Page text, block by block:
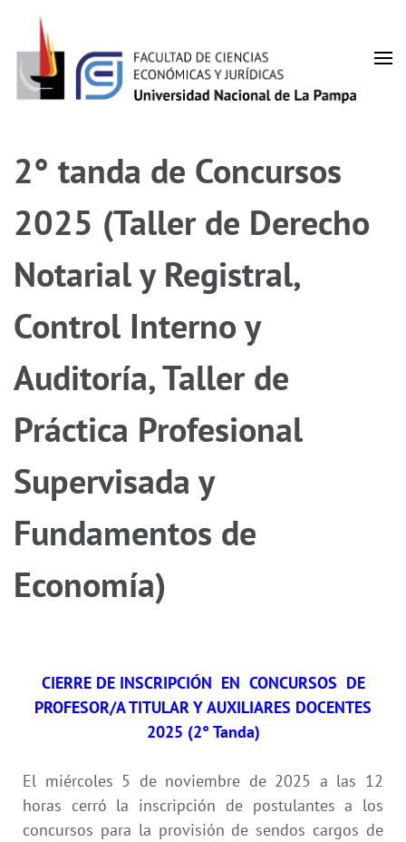
2° tanda de Concursos
2025 (Taller de Derecho
Notarial y Registral,
Control Interno y
Auditoría, Taller de
Práctica Profesional
Supervisada y
Fundamentos de
Economía)
CIERRE DE INSCRIPCIÓN EN CONCURSOS DE
PROFESOR/A TITULAR Y AUXILIARES DOCENTES
2025 (2° Tanda)
El miércoles 5 de noviembre de 2025 a las 12
horas cerró la inscripción de postulantes a los
concursos para la provisión de sendos cargos de